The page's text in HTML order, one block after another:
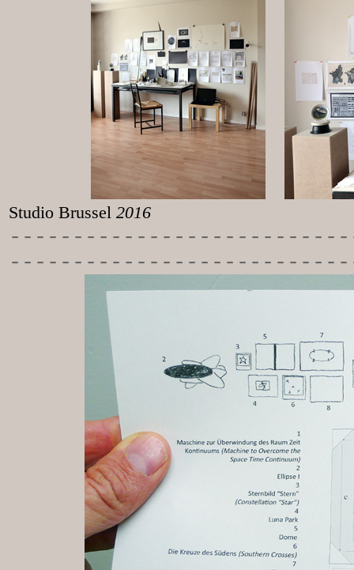
Studio Brussel 2016
-----------